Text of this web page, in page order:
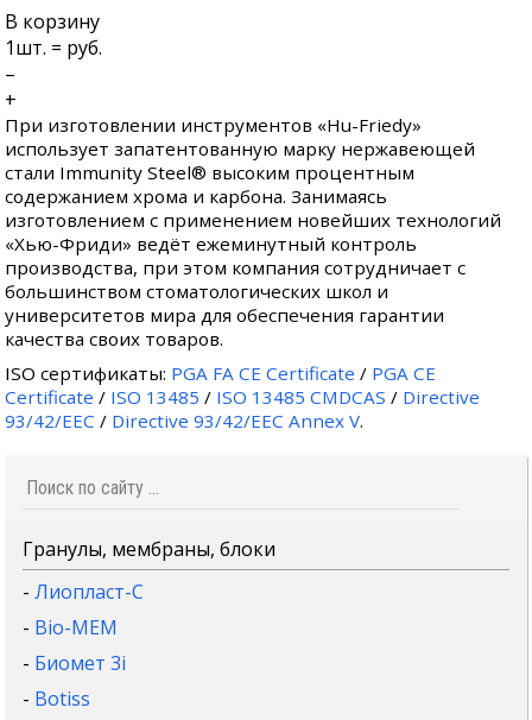
В корзину
1шт. = руб.
–
+
При изготовлении инструментов «Hu-Friedy»
использует запатентованную марку нержавеющей
стали Immunity Steel® высоким процентным
содержанием хрома и карбона. Занимаясь
изготовлением с применением новейших технологий
«Хью-Фриди» ведёт ежеминутный контроль
производства, при этом компания сотрудничает с
большинством стоматологических школ и
университетов мира для обеспечения гарантии
качества своих товаров.
ISO сертификаты: PGA FA CE Certificate / PGA CE
Certificate / ISO 13485 / ISO 13485 CMDCAS / Directive
93/42/EEC / Directive 93/42/EEC Annex V.
Гранулы, мембраны, блоки
-Лиопласт-С
- Bio-MEM
- Биомет 3i
- Botiss